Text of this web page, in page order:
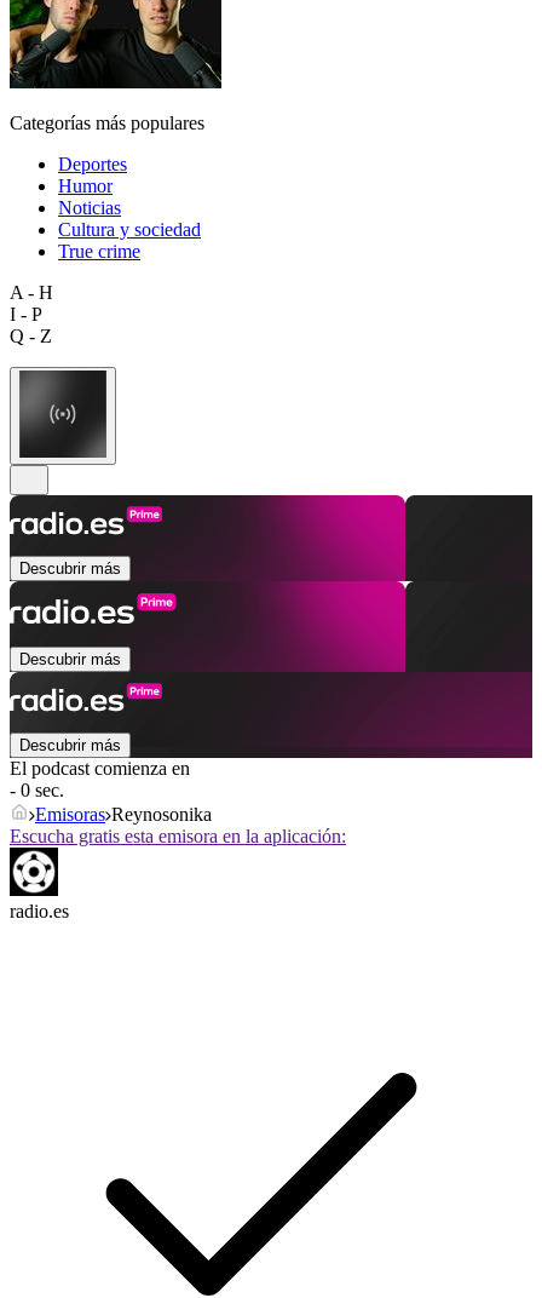
Categorías más populares
Deportes
Humor
Noticias
Cultura y sociedad
True crime
A - H
I - P
Q - Z
Descubrir más
Descubrir más
Descubrir más
El podcast comienza en
- 0 sec.
Emisoras Reynosonika
Escucha gratis esta emisora en la aplicación:
radio.es